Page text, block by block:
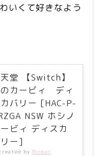
いくて好きなよう
堂 【Switch】
カービィ ディ
バリー [HAC-P-
NSW ホシノ
ビィ ディスカ
ー]
by Rinker